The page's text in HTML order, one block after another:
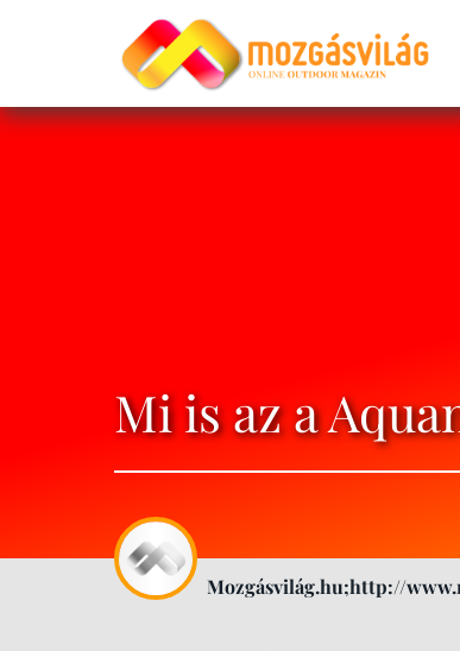
Mi is az a
Mozgásvilág.hu;http://